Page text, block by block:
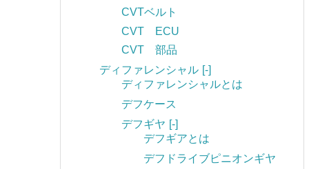
CVTベルト
CVT ECU
CVT 部品
ディファレンシャル [-]
ディファレンシャルとは
デフケース
デフギヤ [-]
デフギアとは
デフドライブピニオンギヤ